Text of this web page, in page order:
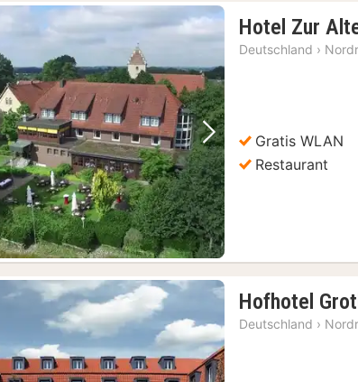
Vorheriges Bild Nächstes Bild
Hotel Zur
Deutschland ›
Gratis WLAN
Restaurant
Hofhotel
Deutschland ›